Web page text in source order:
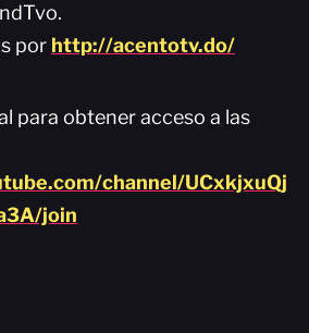
por http://acentotv.do/
para obtener acceso a las
channel/UCxkjxuQj
join